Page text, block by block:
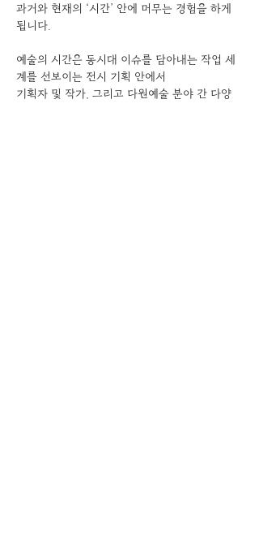
과거와 현재의 ‘시간’ 안에 머무는 경험을 하게
됩니다.
예술의 시간은 동시대 이슈를 담아내는 작업 세
계를 선보이는 전시 기획 안에서
기획자 및 작가, 그리고 다원예술 분야 간 다양